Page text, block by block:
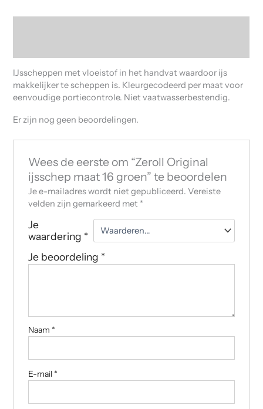
IJsscheppen met vloeistof in het handvat waardoor ijs
makkelijker te scheppen is. Kleurgecodeerd per maat voor
eenvoudige portiecontrole. Niet vaatwasserbestendig.
Er zijn nog geen beoordelingen.
Wees de eerste om “Zeroll Original
ijsschep maat 16 groen” te beoordelen
Je e-mailadres wordt niet gepubliceerd. Vereiste
velden zijn gemarkeerd met *
Je
waardering *
Je beoordeling *
Naam *
E-mail *